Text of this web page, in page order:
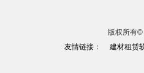
版权所有
友情链接：
建材租赁